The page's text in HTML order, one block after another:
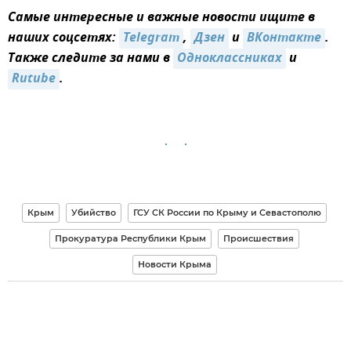
Самые интересные и важные новости ищите в
наших соцсетях: Telegram, Дзен и ВКонтакте.
Также следите за нами в Одноклассниках и
Rutube.
Крым Убийство ГСУ СК России по Крыму и Севастополю
Прокуратура Республики Крым Происшествия
Новости Крыма